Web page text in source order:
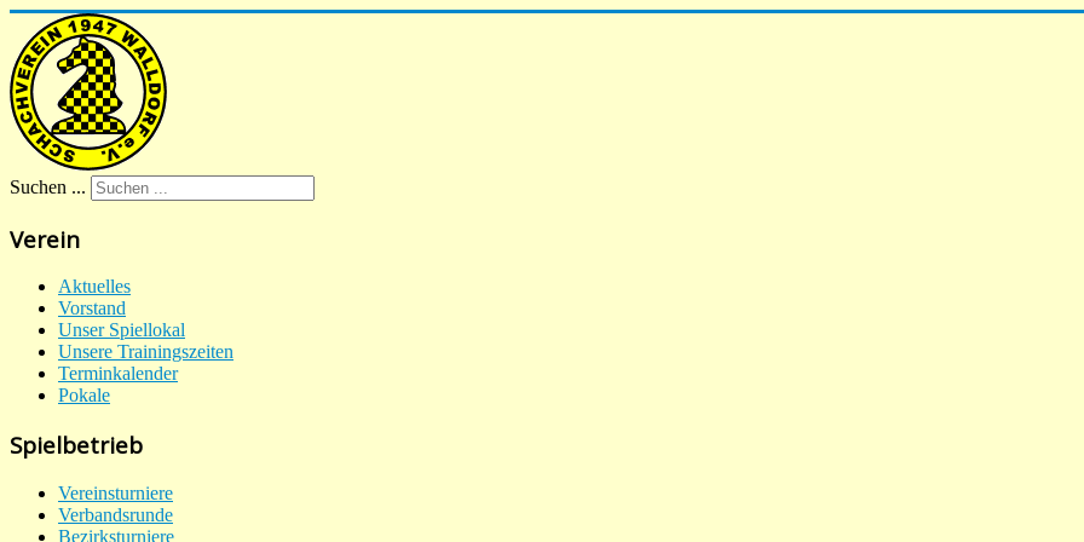
Suchen ...
Verein
Aktuelles
Vorstand
Unser Spiellokal
Unsere Trainingszeiten
Terminkalender
Pokale
Spielbetrieb
Vereinsturniere
Verbandsrunde
Bezirksturniere